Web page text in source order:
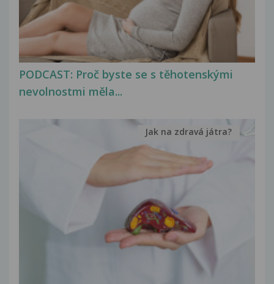
PODCAST: Proč byste se s těhotenskými
nevolnostmi měla...
Jak na zdravá játra?